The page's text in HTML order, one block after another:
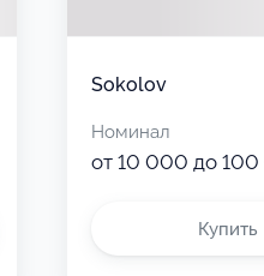
Sokolov
Номинал
от 10 000 до
Купить